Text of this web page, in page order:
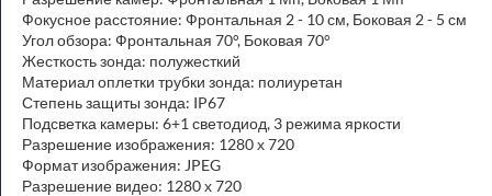
Фокусное расстояние: Фронтальная 2 - 10 см, Боковая 2 - 5 см
Угол обзора: Фронтальная 70°, Боковая 70°
Жесткость зонда: полужесткий
Материал оплетки трубки зонда: полиуретан
Степень защиты зонда: IP67
Подсветка камеры: 6+1 светодиод, 3 режима яркости
Разрешение изображения: 1280 х 720
Формат изображения: JPEG
Разрешение видео: 1280 х 720